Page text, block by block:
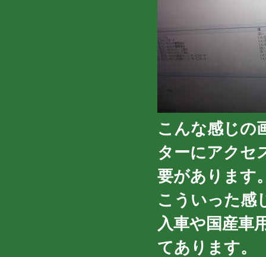
こんな感じの
ターにアクセ
要があります
こういった感
入車や国産車
てあります。